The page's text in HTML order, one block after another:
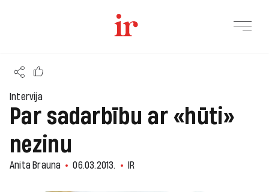
Intervija
Par sadarbību ar «hūti»
nezinu
Anita Brauna 06.03.2013. IR